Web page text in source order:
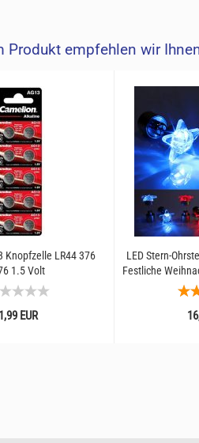
Produkt empfehlen wir
Knopfzelle LR44 376
1.5 Volt
1,99 EUR
LED Stern-
Festliche